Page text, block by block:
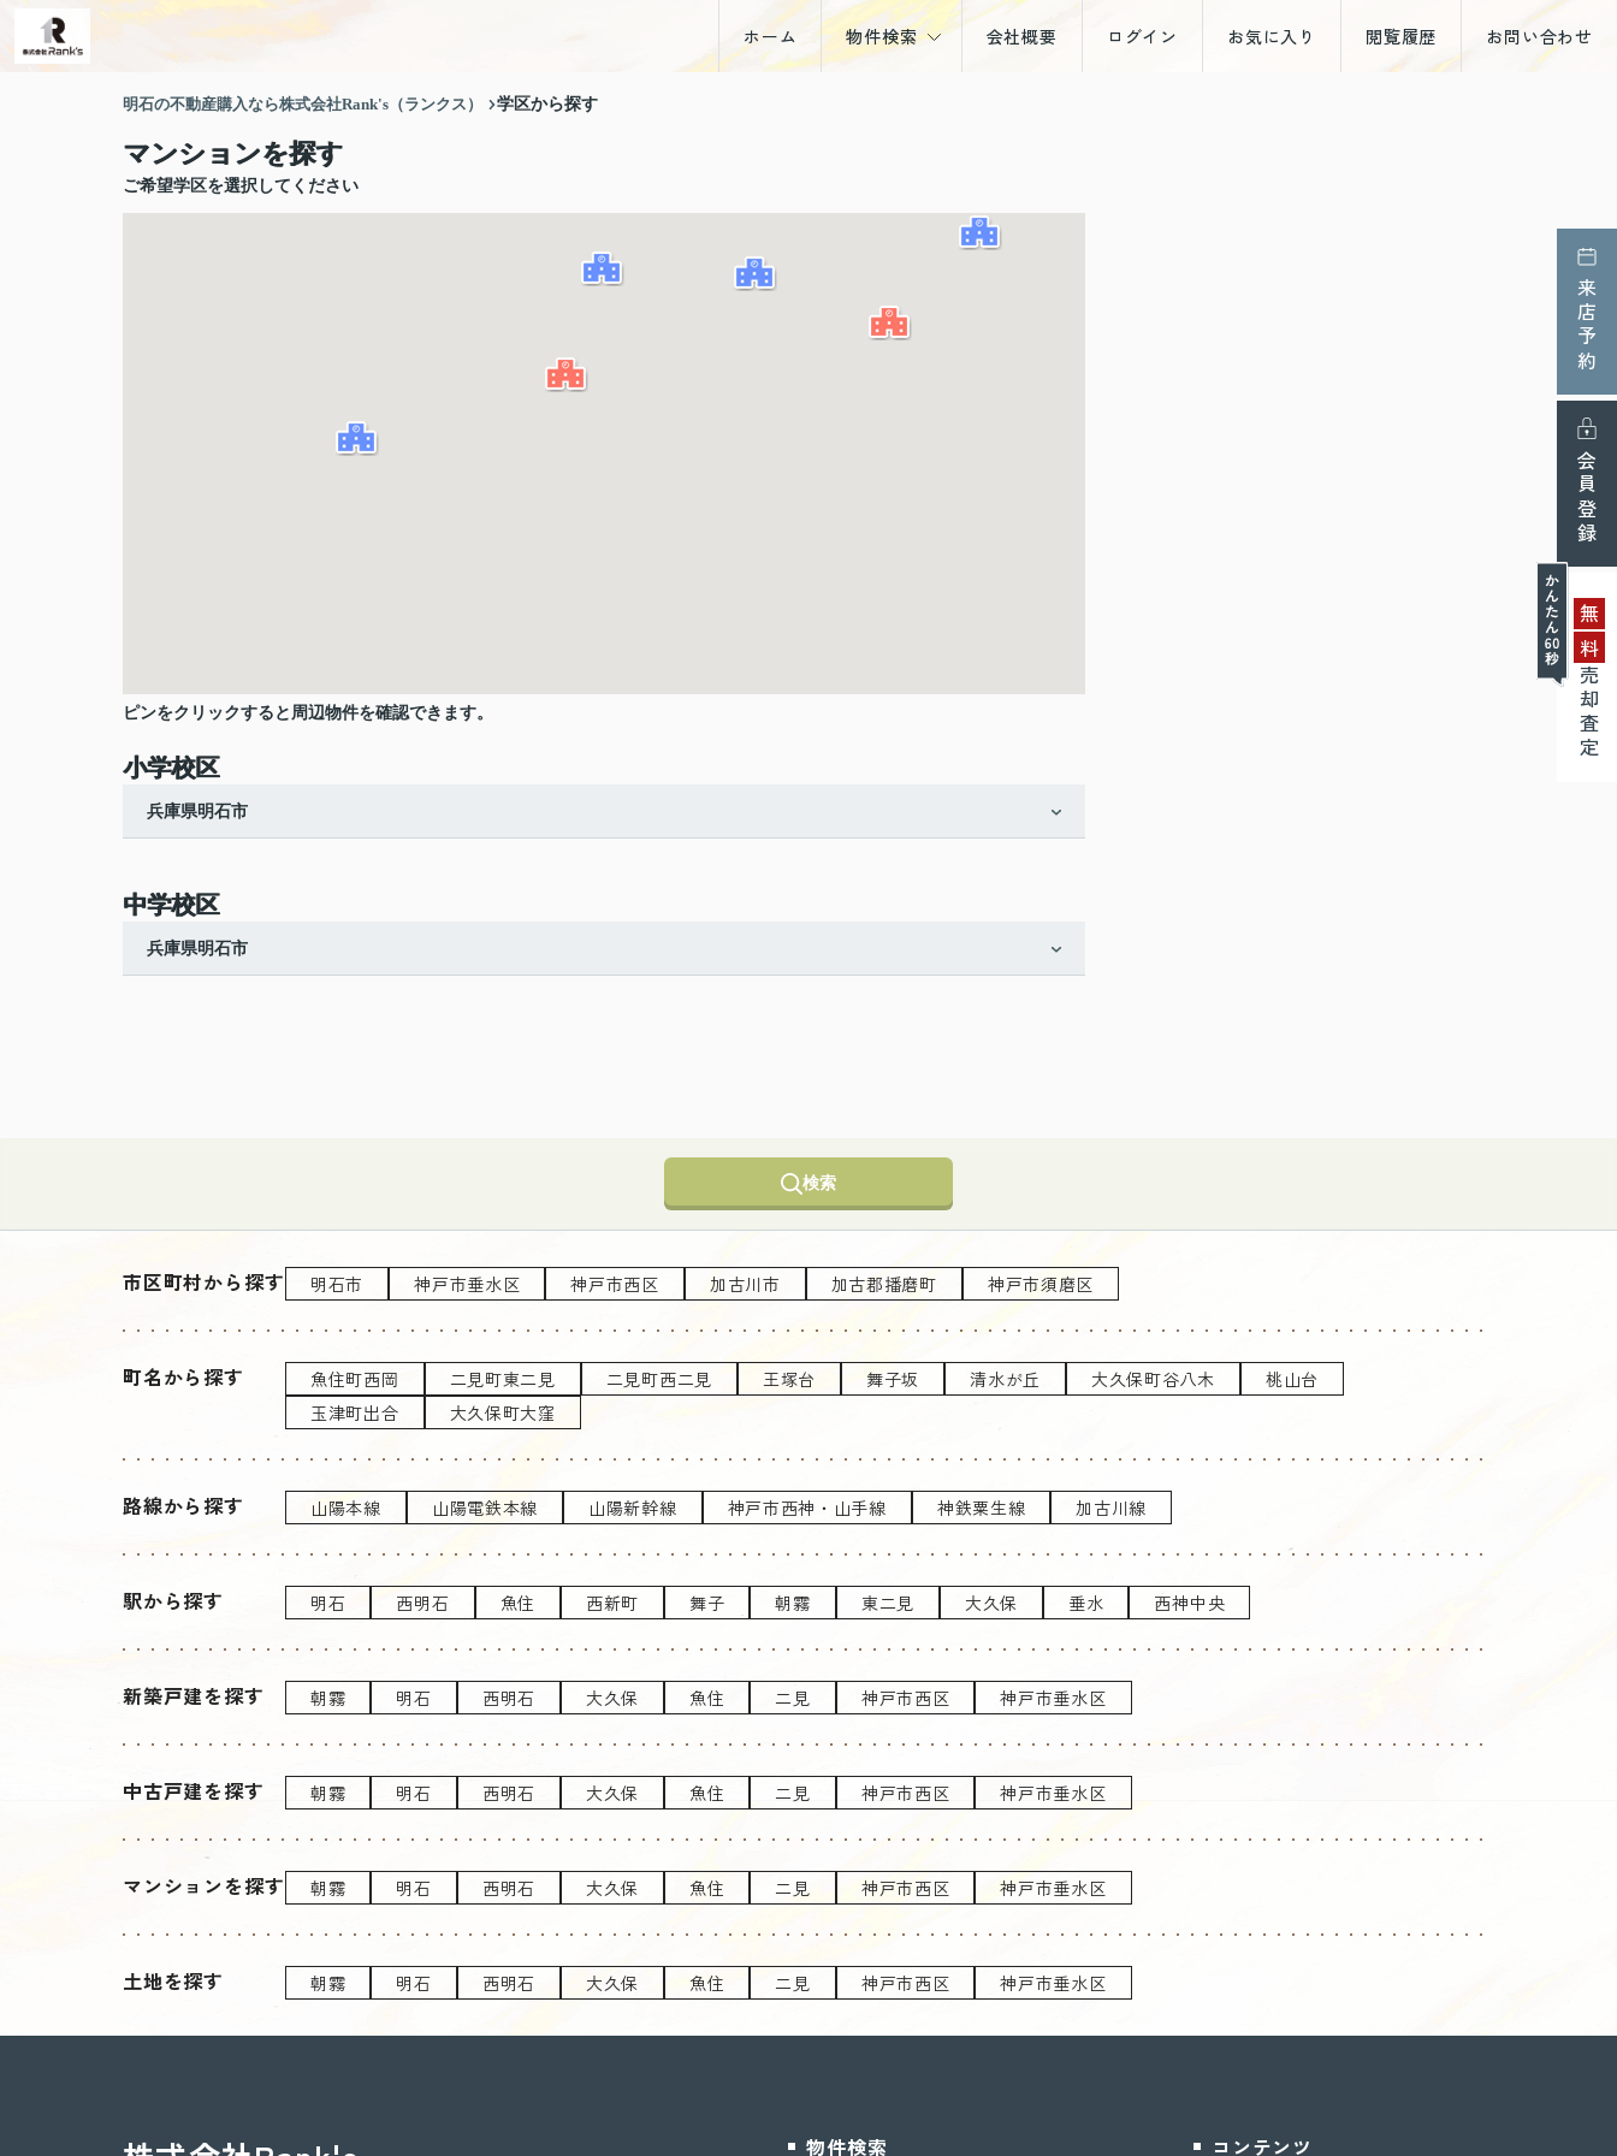
ホーム 物件検索 会社概要 ログイン お気に入り 閲覧履歴 お問い合わせ
来店予約
会員登録
無
料
売却査定
明石の不動産購入なら株式会社Rank's（ランクス） 学区から探す
マンションを探す
ご希望学区を選択してください
ピンをクリックすると周辺物件を確認できます。
小学校区
兵庫県明石市
中学校区
兵庫県明石市
検索
市区町村から探す 明石市 神戸市垂水区 神戸市西区 加古川市 加古郡播磨町 神戸市須磨区
町名から探す 魚住町西岡 二見町東二見 二見町西二見 王塚台 舞子坂 清水が丘 大久保町谷八木
桃山台
玉津町出合
大久保町大窪
路線から探す 山陽本線 山陽電鉄本線 山陽新幹線 神戸市西神・山手線 神鉄粟生線 加古川線
駅から探す 明石 西明石 魚住 西新町 舞子 朝霧 東二見 大久保 垂水 西神中央
新築戸建を探す 朝霧 明石 西明石 大久保 魚住 二見 神戸市西区 神戸市垂水区
中古戸建を探す 朝霧 明石 西明石 大久保 魚住 二見 神戸市西区 神戸市垂水区
マンションを探す 朝霧 明石 西明石 大久保 魚住 二見 神戸市西区 神戸市垂水区
土地を探す 朝霧 明石 西明石 大久保 魚住 二見 神戸市西区 神戸市垂水区
物件検索 コンテンツ